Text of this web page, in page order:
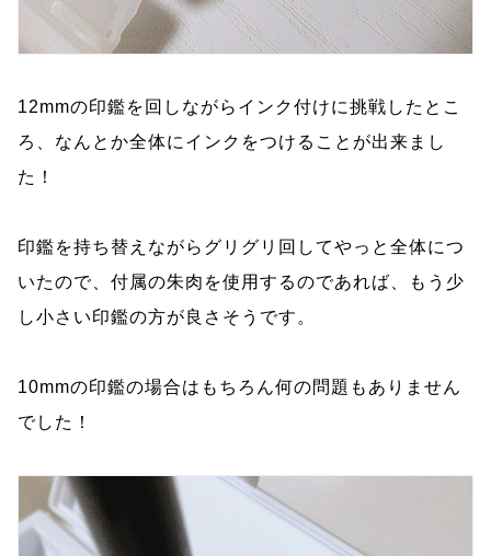
12mmの印鑑を回しながらインク付けに挑戦したとこ
ろ、なんとか全体にインクをつけることが出来まし
た！
印鑑を持ち替えながらグリグリ回してやっと全体につ
いたので、付属の朱肉を使用するのであれば、もう少
し小さい印鑑の方が良さそうです。
10mmの印鑑の場合はもちろん何の問題もありません
でした！